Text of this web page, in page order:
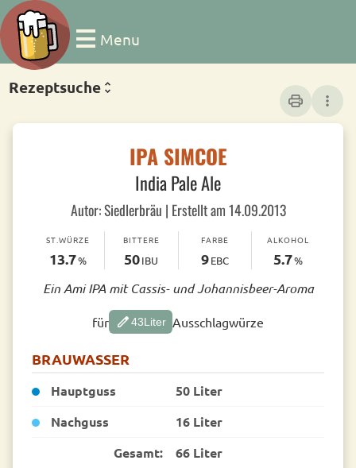
Menu
Rezeptsuche
print more_vert
IPA SIMCOE
India Pale Ale
Autor: Siedlerbräu | Erstellt am 14.09.2013
ST.WÜRZE
13.7%
BITTERE
50IBU
FARBE
9EBC
ALKOHOL
5.7%
Ein Ami IPA mit Cassis- und Johannisbeer-Aroma
für edit43Liter Ausschlagwürze
BRAUWASSER
Hauptguss
50 Liter
Nachguss
16 Liter
Gesamt:
66 Liter